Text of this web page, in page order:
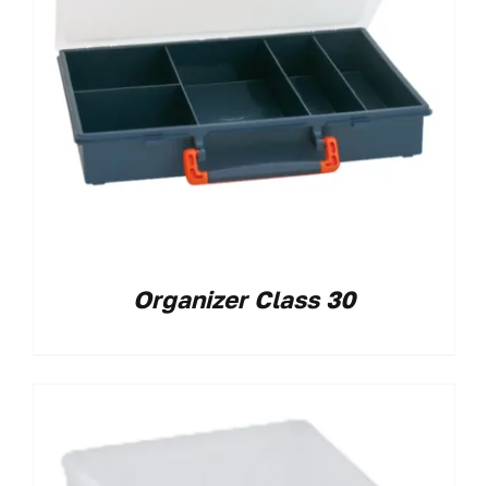
Organizer Class 30